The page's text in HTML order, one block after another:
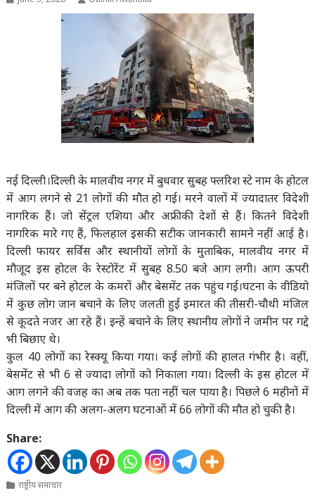
नई दिल्ली।दिल्ली के मालवीय नगर में बुधवार सुबह फ्लरिश स्टे नाम के होटल
में आग लगने से 21 लोगों की मौत हो गई। मरने वालों में ज्यादातर विदेशी
नागरिक हैं। जो सेंट्रल एशिया और अफ्रीकी देशों से हैं। कितने विदेशी
नागरिक मारे गए हैं, फिलहाल इसकी सटीक जानकारी सामने नहीं आई है।
दिल्ली फायर सर्विस और स्थानीयों लोगों के मुताबिक, मालवीय नगर में
मौजूद इस होटल के रेस्टोरेंट में सुबह 8.50 बजे आग लगी। आग ऊपरी
मंजिलों पर बने होटल के कमरों और बेसमेंट तक पहुंच गई।घटना के वीडियो
में कुछ लोग जान बचाने के लिए जलती हुई इमारत की तीसरी-चौथी मंजिल
से कूदते नजर आ रहे हैं। इन्हें बचाने के लिए स्थानीय लोगों ने जमीन पर गद्दे
भी बिछाए थे।
कुल 40 लोगों का रेस्क्यू किया गया। कई लोगों की हालत गंभीर है। वहीं,
बेसमेंट से भी 6 से ज्यादा लोगों को निकाला गया। दिल्ली के इस होटल में
आग लगने की वजह का अब तक पता नहीं चल पाया है। पिछले 6 महीनों में
दिल्ली में आग की अलग-अलग घटनाओं में 66 लोगों की मौत हो चुकी है।
Share:
राष्ट्रीय समाचार